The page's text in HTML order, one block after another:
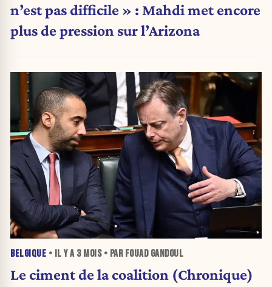
n’est pas difficile » : Mahdi met encore
plus de pression sur l’Arizona
BELGIQUE • IL Y A 3 MOIS• PAR FOUAD GANDOUL
Le ciment de la coalition (Chronique)